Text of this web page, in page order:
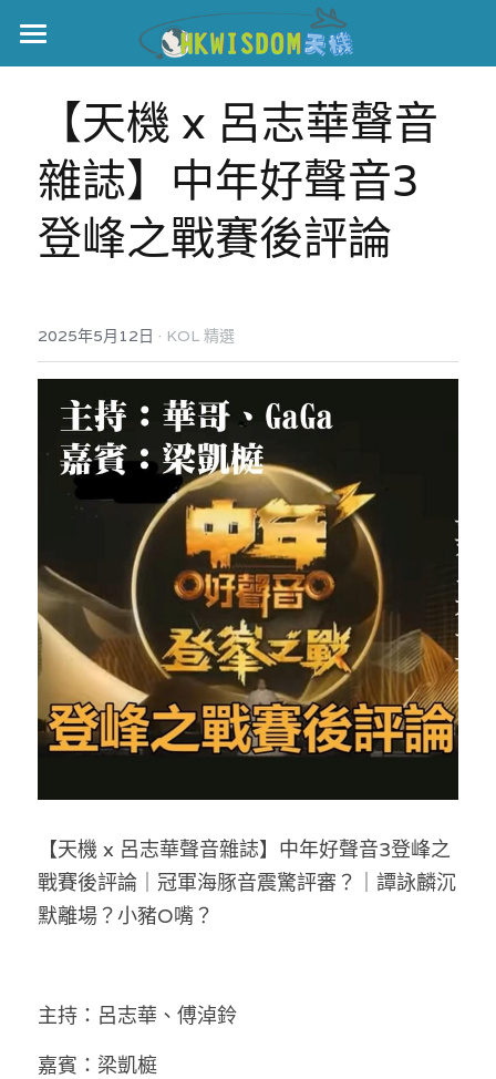
主頁
世界盃
伊美戰爭
黎智英案
美西媒體謊言實錄
宏福‧革新
宏福苑聽證會
宏福火災正視聽
記錄．宏福苑火災
港聞
中國
國際
娛樂
反華推手你要知
反華推手懶人包
民主派騙案十式
反華推手起底
美西霸凌內幕
美西極權主義
真相直擊
極端暴恐實錄
KOL 專欄
林淑芳專欄
屈穎妍專欄
朱庭萱專欄
莫綺琪專欄
黃萬成專欄
招國偉專欄
林伯強專欄
馮煒光專欄
絕密法庭檔案
醫院口岸爆炸案
屠龍小隊案
黎智英案審訊
支聯會案
35+顛覆案
生活
吃喝玩指南
休閒好介紹
親子
花生仔漫畫週記
關於我們
人才招聘
投稿熱線
商戶合作
條款及細則
關於我們
搜索
繁體中文
繁體中文
【天機 x 呂志華聲音
雜誌】中年好聲音3
登峰之戰賽後評論
2025年5月12日 · KOL 精選
【天機 x 呂志華聲音雜誌】中年好聲音3登峰之
戰賽後評論｜冠軍海豚音震驚評審？｜譚詠麟沉
默離場？小豬O嘴？
主持：呂志華、傅淖鈴
嘉賓：梁凱榳